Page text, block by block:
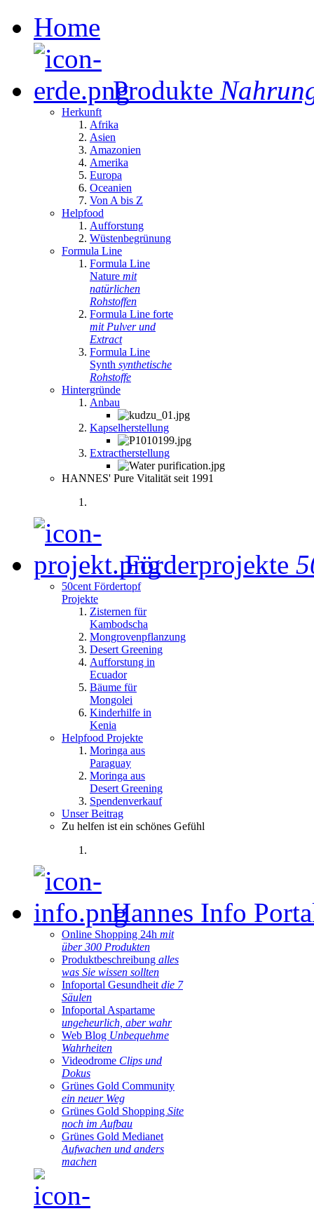
Home
Produkte
Herkunft
Afrika
Asien
Amazonien
Amerika
Europa
Oceanien
Von A bis Z
Helpfood
Aufforstung
Wüstenbegrünung
Formula Line
Formula Line
Nature mit
natürlichen
Rohstoffen
Formula Line forte
mit Pulver und
Extract
Formula Line
Synth synthetische
Rohstoffe
Hintergründe
Anbau
Kapselherstellung
Extractherstellung
HANNES' Pure Vitalität seit 1991
Förderprojekte
50cent Fördertopf
Projekte
Zisternen für
Kambodscha
Mongrovenpflanzung
Desert Greening
Aufforstung in
Ecuador
Bäume für
Mongolei
Kinderhilfe in
Kenia
Helpfood Projekte
Moringa aus
Paraguay
Moringa aus
Desert Greening
Spendenverkauf
Unser Beitrag
Zu helfen ist ein schönes Gefühl
Hannes Info
Online Shopping 24h mit
über 300 Produkten
Produktbeschreibung alles
was Sie wissen sollten
Infoportal Gesundheit die 7
Säulen
Infoportal Aspartame
ungeheurlich, aber wahr
Web Blog Unbequehme
Wahrheiten
Videodrome Clips und
Dokus
Grünes Gold Community
ein neuer Weg
Grünes Gold Shopping Site
noch im Aufbau
Grünes Gold Medianet
Aufwachen und anders
machen